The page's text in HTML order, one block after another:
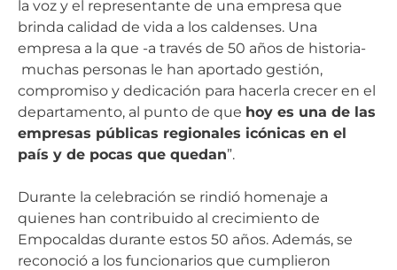
la voz y el representante de una empresa que
brinda calidad de vida a los caldenses. Una
empresa a la que -a través de 50 años de historia-
muchas personas le han aportado gestión,
compromiso y dedicación para hacerla crecer en el
departamento, al punto de que hoy es una de las
empresas públicas regionales icónicas en el
país y de pocas que quedan”.
Durante la celebración se rindió homenaje a
quienes han contribuido al crecimiento de
Empocaldas durante estos 50 años. Además, se
reconoció a los funcionarios que cumplieron